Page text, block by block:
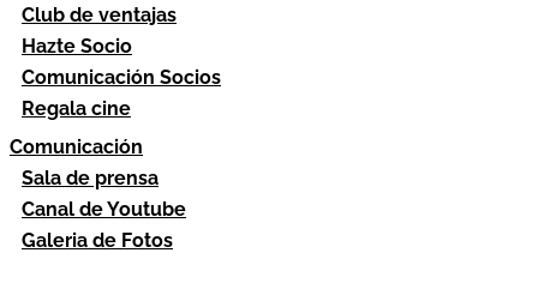
Club de ventajas
Hazte Socio
Comunicación Socios
Regala cine
Comunicación
Sala de prensa
Canal de Youtube
Galeria de Fotos